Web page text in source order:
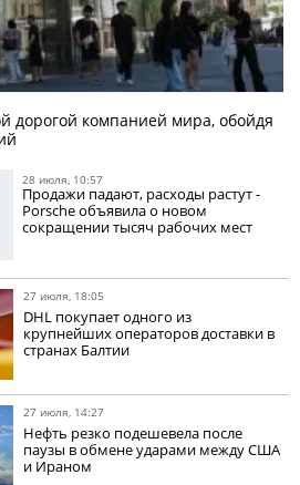
дорогой компанией мира, обойдя
28 июля, 10:57
Продажи падают, расходы растут -
Porsche объявила о новом
сокращении тысяч рабочих мест
27 июля, 18:05
DHL покупает одного из
крупнейших операторов доставки в
странах Балтии
27 июля, 14:27
Нефть резко подешевела после
паузы в обмене ударами между США
и Ираном